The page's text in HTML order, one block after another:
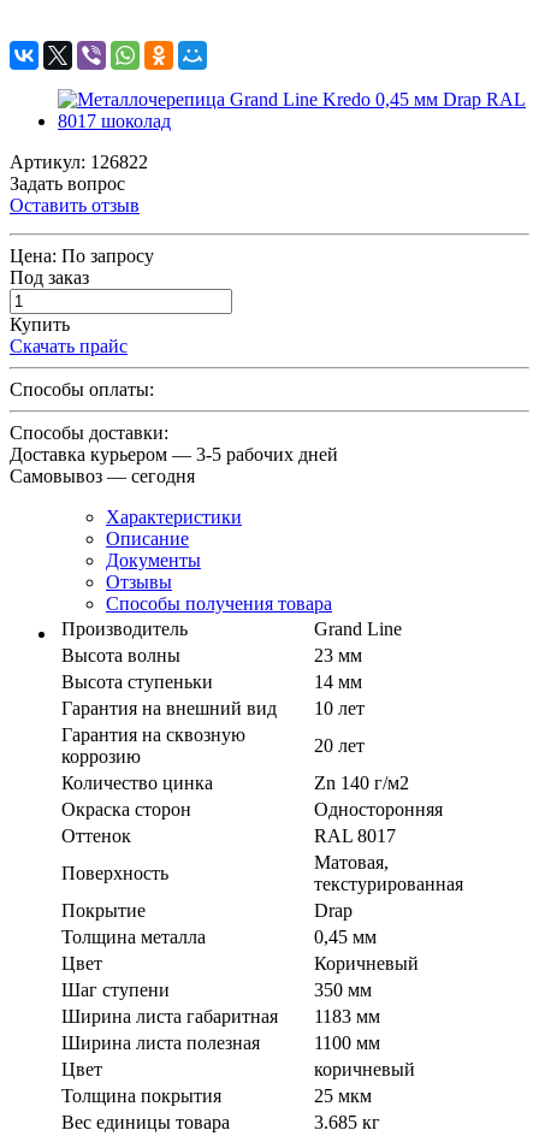
Артикул: 126822
Задать вопрос
Оставить отзыв
Цена: По запросу
Под заказ
Купить
Скачать прайс
Способы оплаты:
Способы доставки:
Доставка курьером — 3-5 рабочих дней
Самовывоз — сегодня
Характеристики
Описание
Документы
Отзывы
Способы получения товара
Производитель
Grand Line
Высота волны
23 мм
Высота ступеньки
14 мм
Гарантия на внешний вид
10 лет
Гарантия на сквозную
коррозию
20 лет
Количество цинка
Zn 140 г/м2
Окраска сторон
Односторонняя
Оттенок
RAL 8017
Поверхность
Матовая,
текстурированная
Покрытие
Drap
Толщина металла
0,45 мм
Цвет
Коричневый
Шаг ступени
350 мм
Ширина листа габаритная
1183 мм
Ширина листа полезная
1100 мм
Цвет
коричневый
Толщина покрытия
25 мкм
Вес единицы товара
3.685 кг